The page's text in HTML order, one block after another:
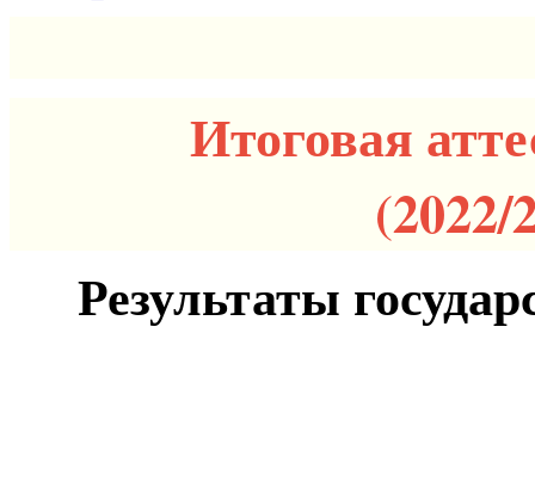
Итоговая
(2022/
Результаты